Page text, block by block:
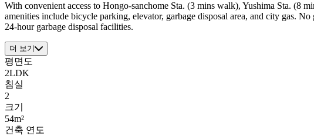
With convenient access to Hongo-sanchome Sta. (3 mins walk), Yushima Sta. (8
amenities include bicycle parking, elevator, garbage disposal area, and city gas.
24-hour garbage disposal facilities.
더 보기
평면도
2LDK
침실
2
크기
54m²
건축 연도